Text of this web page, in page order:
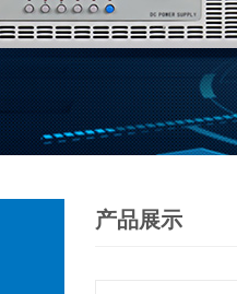
产品展示